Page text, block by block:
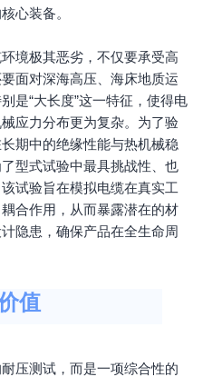
心装备。
境极其恶劣，不仅要承受高
面对深海高压、海床地质运
是“大长度”这一特征，使得电
应力分布更为复杂。为了验
期中的绝缘性能与热机械稳
型式试验中最具挑战性、也
试验旨在模拟电缆在真实工
合作用，从而暴露潜在的材
隐患，确保产品在全生命周
值
压测试，而是一项综合性的